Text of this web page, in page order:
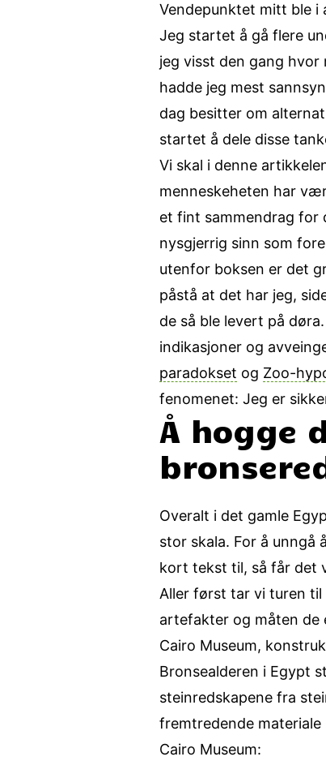
Vendepunktet mitt ble i
Jeg startet å gå flere
jeg visst den gang hvor
hadde jeg mest
dag besitter om
startet å dele disse
Vi skal i denne
menneskeheten har
et fint sammendrag for
nysgjerrig sinn som
utenfor boksen er det
påstå at det har jeg,
de så ble levert på
indikasjoner og
paradokset og Zoo-
fenomenet: Jeg er
Å hogge
Overalt i det gamle
stor skala. For å unngå
kort tekst til, så får det
Aller først tar vi turen til
artefakter og måten
Cairo Museum,
Bronsealderen i Egypt
steinredskapene fra
fremtredende materiale
Cairo Museum: